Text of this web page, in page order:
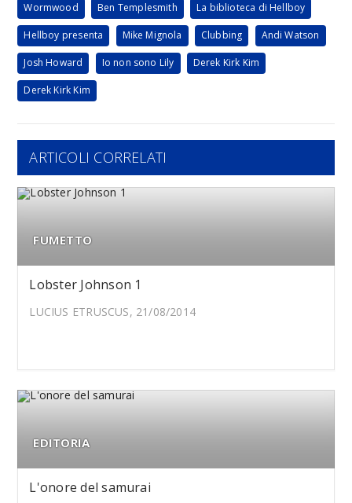
Wormwood Ben Templesmith La biblioteca di Hellboy
Hellboy presenta Mike Mignola Clubbing Andi Watson
Josh Howard Io non sono Lily Derek Kirk Kim
Derek Kirk Kim
ARTICOLI CORRELATI
FUMETTO
Lobster Johnson 1
LUCIUS ETRUSCUS, 21/08/2014
EDITORIA
L'onore del samurai